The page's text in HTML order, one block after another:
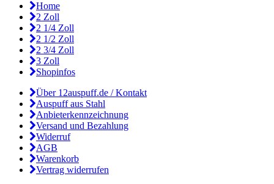
Home
2 Zoll
2 1/4 Zoll
2 1/2 Zoll
2 3/4 Zoll
3 Zoll
Shopinfos
Über 12auspuff.de / Kontakt
Auspuff aus Stahl
Anbieterkennzeichnung
Versand und Bezahlung
Widerruf
AGB
Warenkorb
Vertrag widerrufen